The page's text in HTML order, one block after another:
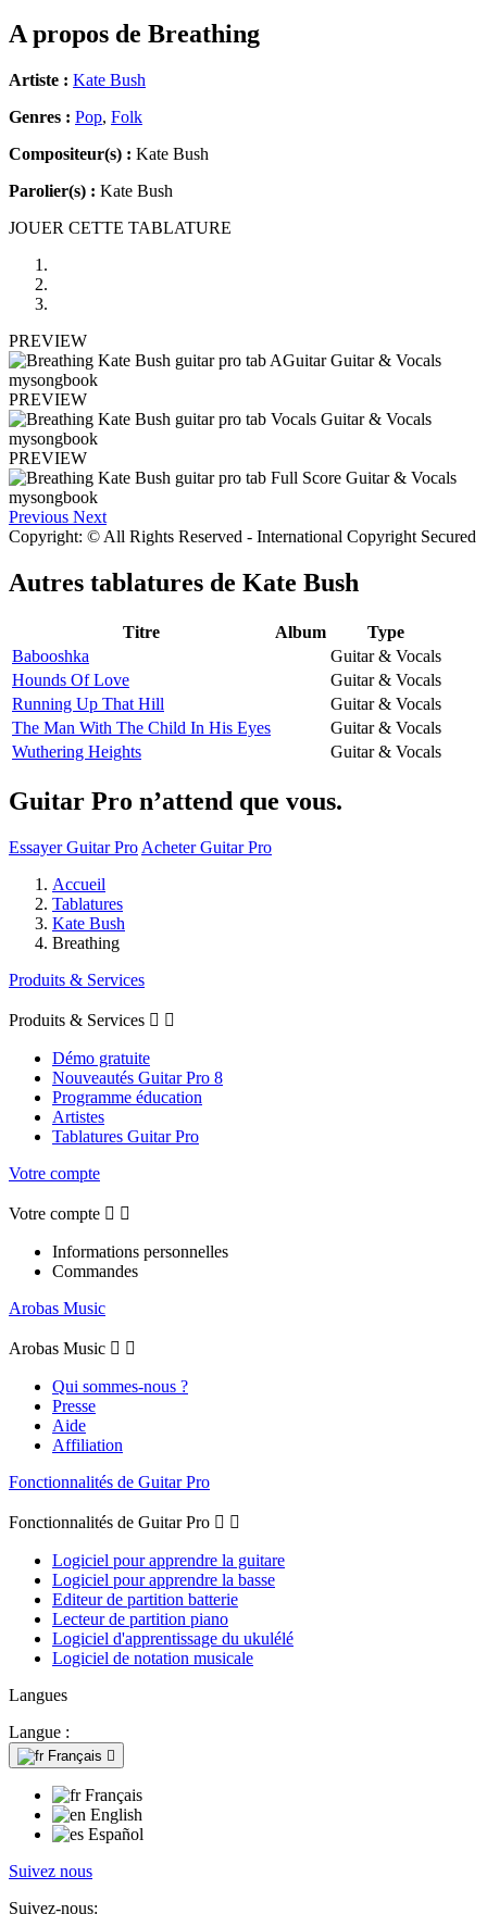
A propos de Breathing
Artiste : Kate Bush
Genres : Pop, Folk
Compositeur(s) : Kate Bush
Parolier(s) : Kate Bush
JOUER CETTE TABLATURE
PREVIEW
PREVIEW
PREVIEW
Previous Next
Copyright: © All Rights Reserved - International Copyright Secured
Autres tablatures de Kate Bush
Titre Album
Type
Babooshka
Guitar & Vocals
Hounds Of Love
Guitar & Vocals
Running Up That Hill
Guitar & Vocals
The Man With The Child In His Eyes
Guitar & Vocals
Wuthering Heights
Guitar & Vocals
Guitar Pro n’attend que vous.
Essayer Guitar Pro Acheter Guitar Pro
Accueil
Tablatures
Kate Bush
Breathing
Produits & Services
Produits & Services  
Démo gratuite
Nouveautés Guitar Pro 8
Programme éducation
Artistes
Tablatures Guitar Pro
Votre compte
Votre compte  
Informations personnelles
Commandes
Arobas Music
Arobas Music  
Qui sommes-nous ?
Presse
Aide
Affiliation
Fonctionnalités de Guitar Pro
Fonctionnalités de Guitar Pro  
Logiciel pour apprendre la guitare
Logiciel pour apprendre la basse
Editeur de partition batterie
Lecteur de partition piano
Logiciel d'apprentissage du ukulélé
Logiciel de notation musicale
Langues
Langue :
Français 
Français
English
Español
Suivez nous
Suivez-nous: